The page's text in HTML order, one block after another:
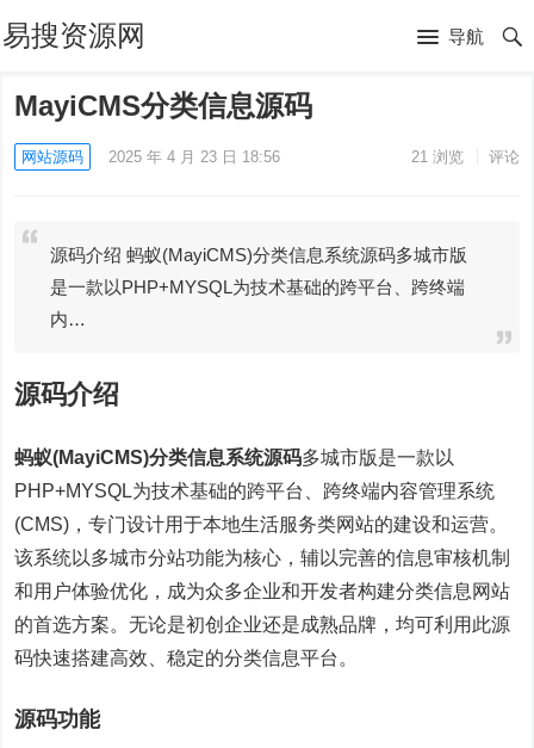
易搜资源网 导航
MayiCMS分类信息源码
网站源码 2025 年 4 月 23 日 18:56 21浏览 评论
源码介绍 蚂蚁(MayiCMS)分类信息系统源码多城市版
是一款以PHP+MYSQL为技术基础的跨平台、跨终端
内…
源码介绍
蚂蚁(MayiCMS)分类信息系统源码多城市版是一款以
PHP+MYSQL为技术基础的跨平台、跨终端内容管理系统
(CMS)，专门设计用于本地生活服务类网站的建设和运营。
该系统以多城市分站功能为核心，辅以完善的信息审核机制
和用户体验优化，成为众多企业和开发者构建分类信息网站
的首选方案。无论是初创企业还是成熟品牌，均可利用此源
码快速搭建高效、稳定的分类信息平台。
源码功能